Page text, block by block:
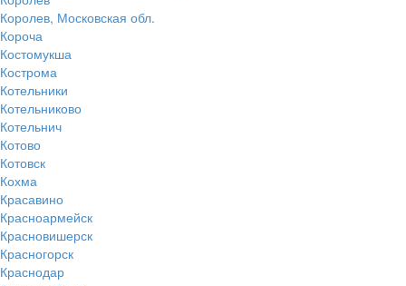
Королев, Московская обл.
Короча
Костомукша
Кострома
Котельники
Котельниково
Котельнич
Котово
Котовск
Кохма
Красавино
Красноармейск
Красновишерск
Красногорск
Краснодар